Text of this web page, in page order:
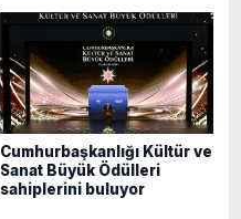
Cumhurbaşkanlığı Kültür ve
Sanat Büyük Ödülleri
sahiplerini buluyor